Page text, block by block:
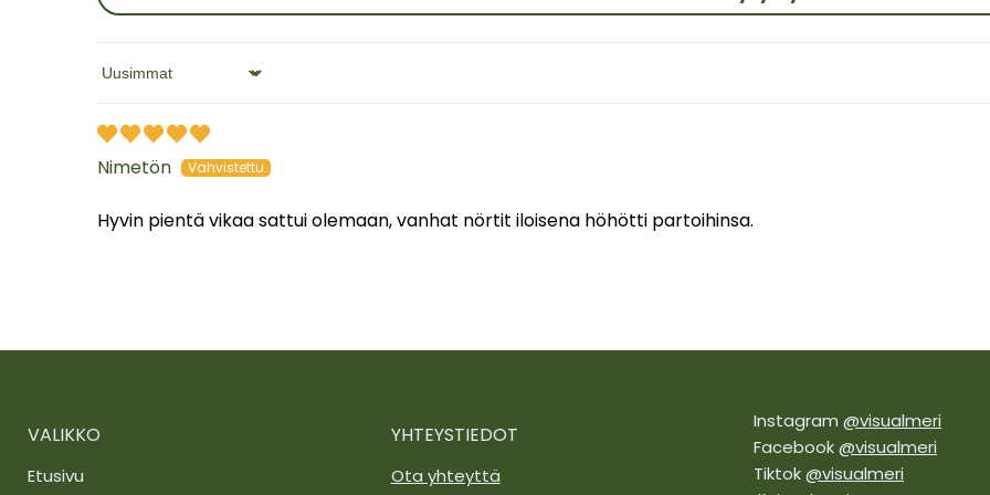
Sort by
Nimetön
Hyvin pientä vikaa sattui olemaan, vanhat nörtit iloisena höhötti partoihinsa.
VALIKKO
Etusivu
YHTEYSTIEDOT
Ota yhteyttä
Instagram @visualmeri
Facebook@visualmeri
Tiktok@visualmeri